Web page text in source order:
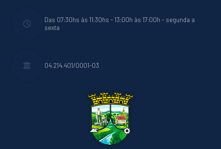
Das 07:30hs às 11:30hs - 13:00h às 17:00h - segunda a
sexta
04.214.401/0001-03